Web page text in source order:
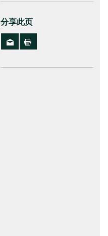
分享此页